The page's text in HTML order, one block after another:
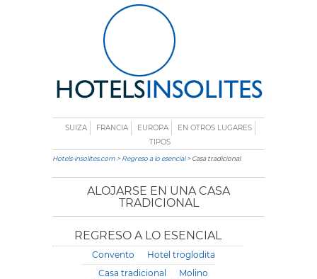
SUIZA FRANCIA EUROPA
EN OTROS LUGARES
TIPOS
Hotels-insolites.com >Regreso a lo esencial> Casa tradicional
ALOJARSE EN UNA CASA
TRADICIONAL
REGRESO A LO ESENCIAL
Convento
Hotel troglodita
Casa tradicional
Molino